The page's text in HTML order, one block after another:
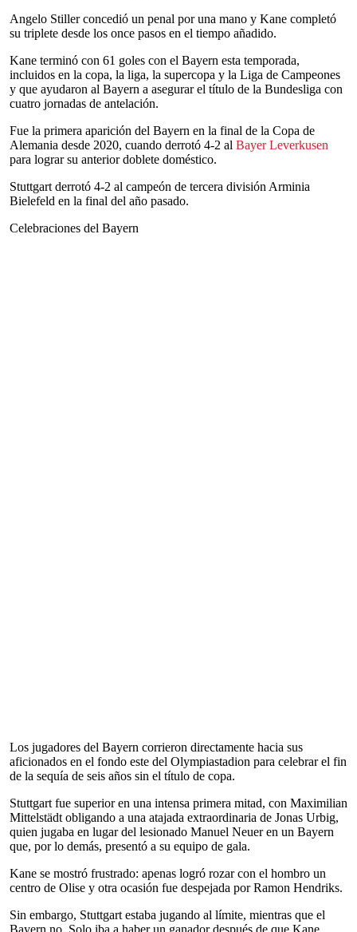
Angelo Stiller concedió un penal por una mano y Kane completó
su triplete desde los once pasos en el tiempo añadido.
Kane terminó con 61 goles con el Bayern esta temporada,
incluidos en la copa, la liga, la supercopa y la Liga de Campeones
y que ayudaron al Bayern a asegurar el título de la Bundesliga con
cuatro jornadas de antelación.
Fue la primera aparición del Bayern en la final de la Copa de
Alemania desde 2020, cuando derrotó 4-2 al Bayer Leverkusen
para lograr su anterior doblete doméstico.
Stuttgart derrotó 4-2 al campeón de tercera división Arminia
Bielefeld en la final del año pasado.
Celebraciones del Bayern
Los jugadores del Bayern corrieron directamente hacia sus
aficionados en el fondo este del Olympiastadion para celebrar el fin
de la sequía de seis años sin el título de copa.
Stuttgart fue superior en una intensa primera mitad, con Maximilian
Mittelstädt obligando a una atajada extraordinaria de Jonas Urbig,
quien jugaba en lugar del lesionado Manuel Neuer en un Bayern
que, por lo demás, presentó a su equipo de gala.
Kane se mostró frustrado: apenas logró rozar con el hombro un
centro de Olise y otra ocasión fue despejada por Ramon Hendriks.
Sin embargo, Stuttgart estaba jugando al límite, mientras que el
Bayern no. Solo iba a haber un ganador después de que Kane